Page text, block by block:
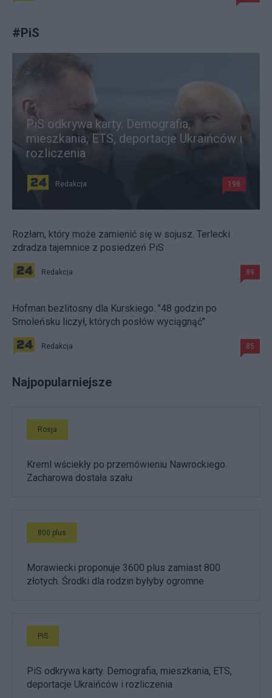
#PiS
PiS odkrywa karty. Demografia,
mieszkania, ETS, deportacje Ukraińców i
rozliczenia
Redakcja 198
Rozłam, który może zamienić się w sojusz. Terlecki
zdradza tajemnice z posiedzeń PiS
Redakcja 89
Hofman bezlitosny dla Kurskiego. "48 godzin po
Smoleńsku liczył, których posłów wyciągnąć"
Redakcja 85
Najpopularniejsze
Rosja
Kreml wściekły po przemówieniu Nawrockiego.
Zacharowa dostała szału
800 plus
Morawiecki proponuje 3600 plus zamiast 800
złotych. Środki dla rodzin byłyby ogromne
PiS
PiS odkrywa karty. Demografia, mieszkania, ETS,
deportacje Ukraińców i rozliczenia